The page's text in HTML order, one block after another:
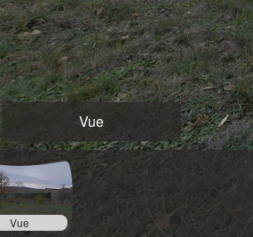
Vue
Vue